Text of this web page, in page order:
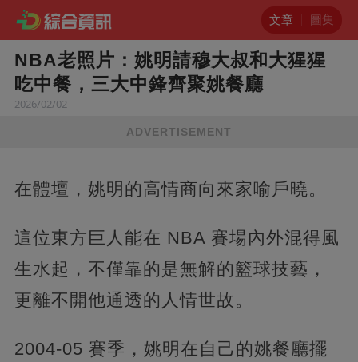
文章 圖集
NBA老照片：姚明請穆大叔和大猩猩
吃中餐，三大中鋒齊聚姚餐廳
2026/02/02
ADVERTISEMENT
在體壇，姚明的高情商向來家喻戶曉。
這位東方巨人能在 NBA 賽場內外混得風
生水起，不僅靠的是無解的籃球技藝，
更離不開他通透的人情世故。
2004-05 賽季，姚明在自己的姚餐廳擺